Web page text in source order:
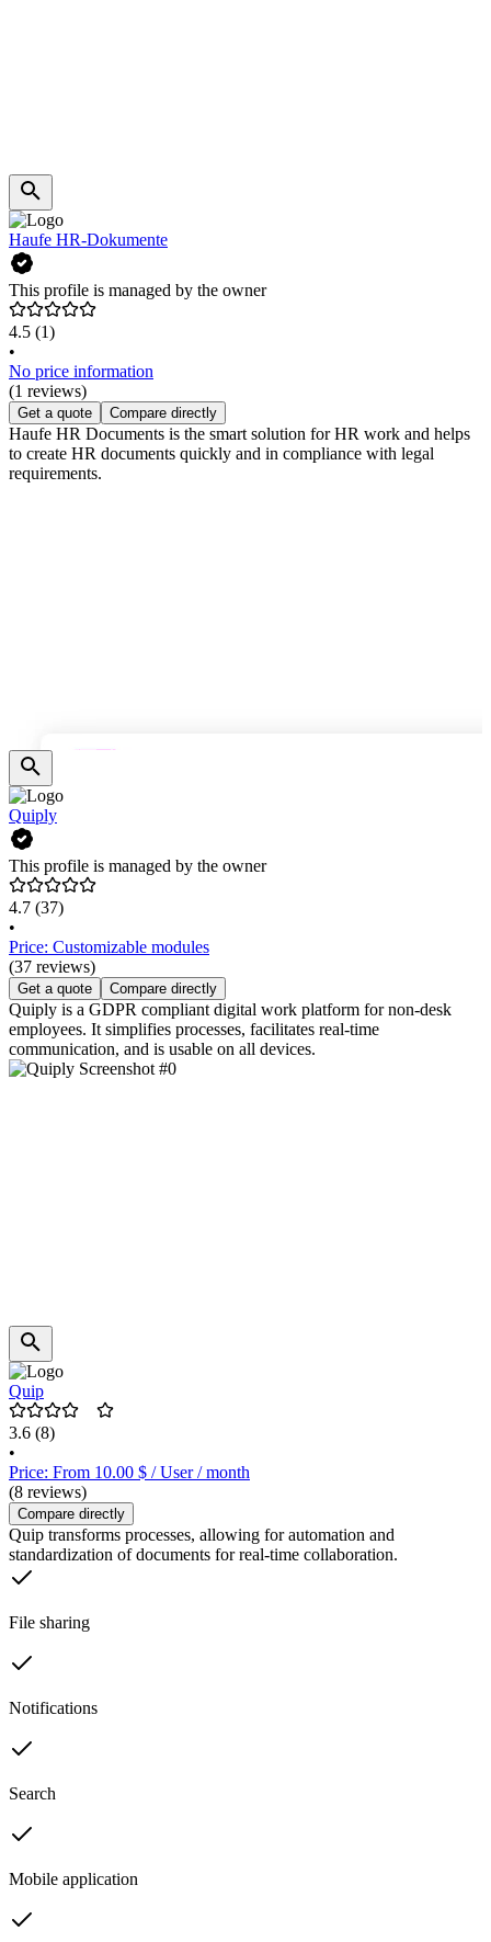
Haufe HR-Dokumente
This profile is managed by the owner
4.5 (1)
•
No price information
(1 reviews)
Get a quote Compare directly
Haufe HR Documents is the smart solution for HR work and helps
to create HR documents quickly and in compliance with legal
requirements.
Quiply
This profile is managed by the owner
4.7 (37)
•
Price: Customizable modules
(37 reviews)
Get a quote Compare directly
Quiply is a GDPR compliant digital work platform for non-desk
employees. It simplifies processes, facilitates real-time
communication, and is usable on all devices.
Quip
3.6 (8)
•
Price: From 10.00 $ / User / month
(8 reviews)
Compare directly
Quip transforms processes, allowing for automation and
standardization of documents for real-time collaboration.
File sharing
Notifications
Search
Mobile application